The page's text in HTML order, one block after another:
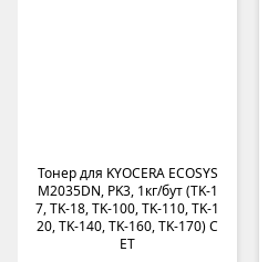
Тонер для KYOCERA ECOSYS
M2035DN, PK3, 1кг/бут (TK-1
7, TK-18, TK-100, TK-110, TK-1
20, TK-140, TK-160, TK-170) C
ET